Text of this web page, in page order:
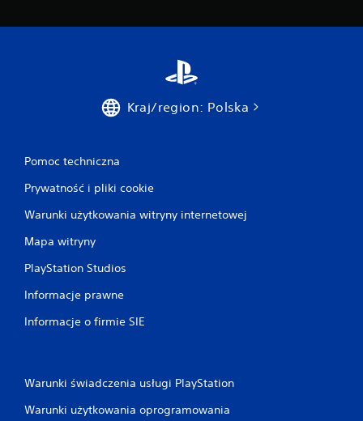
Kraj/region: Polska
Pomoc techniczna
Prywatność i pliki cookie
Warunki użytkowania witryny internetowej
Mapa witryny
PlayStation Studios
Informacje prawne
Informacje o firmie SIE
Warunki świadczenia usługi PlayStation
Warunki użytkowania oprogramowania